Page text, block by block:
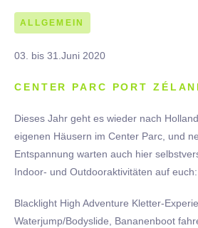
ALLGEMEIN
03. bis 31.Juni 2020
CENTER PARC PORT
Dieses Jahr geht es wieder nach
eigenen Häusern im Center Parc, und
Entspannung warten auch hier
Indoor- und Outdooraktivitäten auf euch:
Blacklight High Adventure Kletter-
Waterjump/Bodyslide, Bananenboot